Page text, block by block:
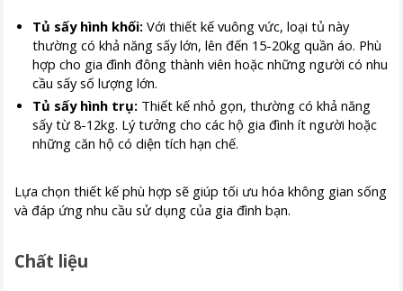
Tủ sấy hình khối: Với thiết kế vuông vức, loại tủ này
thường có khả năng sấy lớn, lên đến 15-20kg quần áo. Phù
hợp cho gia đình đông thành viên hoặc những người có nhu
cầu sấy số lượng lớn.
Tủ sấy hình trụ: Thiết kế nhỏ gọn, thường có khả năng
sấy từ 8-12kg. Lý tưởng cho các hộ gia đình ít người hoặc
những căn hộ có diện tích hạn chế.
Lựa chọn thiết kế phù hợp sẽ giúp tối ưu hóa không gian sống
và đáp ứng nhu cầu sử dụng của gia đình bạn.
Chất liệu